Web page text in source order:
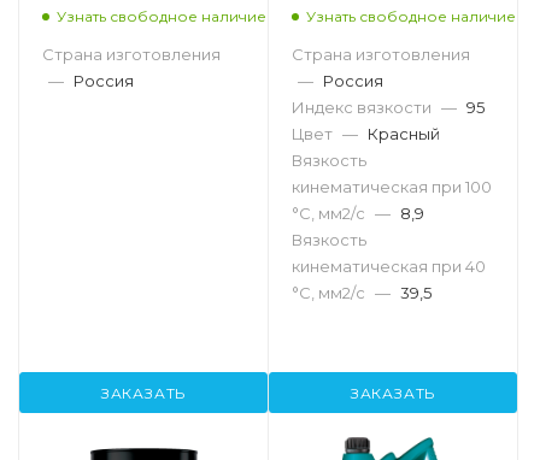
Узнать свободное наличие
Страна изготовления
— Россия
ЗАКАЗАТЬ
Узнать свободное наличие
Страна изготовления
— Россия
Индекс вязкости — 95
Цвет — Красный
Вязкость
кинематическая при 100
°С, мм2/с — 8,9
Вязкость
кинематическая при 40
°С, мм2/с — 39,5
ЗАКАЗАТЬ